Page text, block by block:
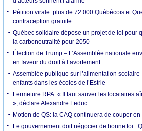
Pétition virale: plus de 72 000 Québécois et
contraception gratuite
Québec solidaire dépose un projet de loi pour
la carboneutralité pour 2050
Élection de Trump – L’Assemblée nationale
en faveur du droit à l’avortement
Assemblée publique sur l’alimentation
enfants dans les écoles de l’Estrie
Fermeture RPA: « Il faut sauver les locataires
», déclare Alexandre Leduc
Motion de QS: la CAQ continuera de couper
Le gouvernement doit négocier de bonne foi :